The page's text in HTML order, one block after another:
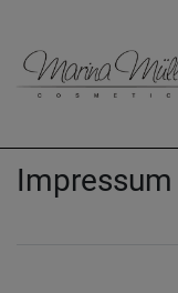
Impressum